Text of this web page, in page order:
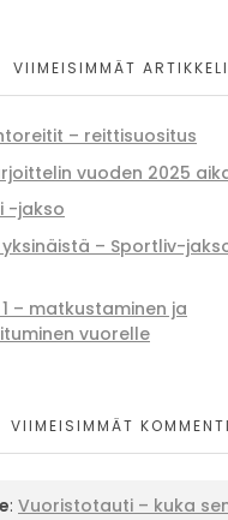
VIIMEISIMMÄT
– reittisuositus
vuoden 2025
-jakso
– Sportliv-
– matkustaminen ja
vuorelle
VIIMEISIMMÄT
: Vuoristotauti – kuka